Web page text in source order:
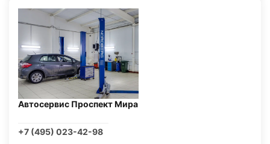
Автосервис Проспект Мира
+7 (495) 023-42-98